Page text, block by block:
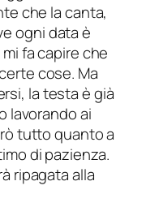
che la canta,
ogni data è
fa capire che
cose. Ma
la testa è già
lavorando ai
tutto quanto a
di pazienza.
ripagata alla